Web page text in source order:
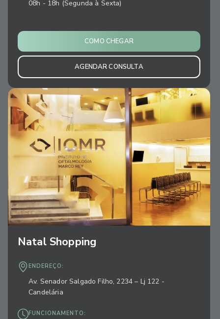
08h - 18h (Segunda à Sexta)
COMO CHEGAR
AGENDAR CONSULTA
Natal Shopping
ENDEREÇO:
Av. Senador Salgado Filho, 2234 – Lj 122 -
Candelária
FUNCIONAMENTO: